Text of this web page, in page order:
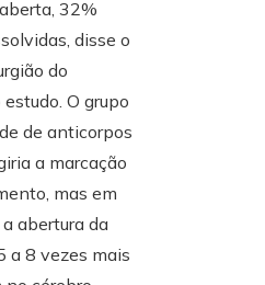
32%
disse o
do
O grupo
de anticorpos
a marcação
mas em
abertura da
a 8 vezes mais